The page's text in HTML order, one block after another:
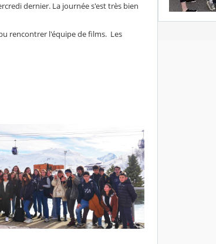
dernier. La journée s'est très bien
rencontrer l'équipe de films. Les